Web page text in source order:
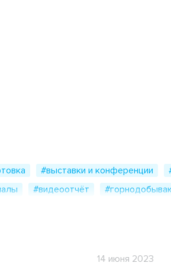
Геомат 3D
#выставки и конференции
#видеоотчёт
14 июня 2023